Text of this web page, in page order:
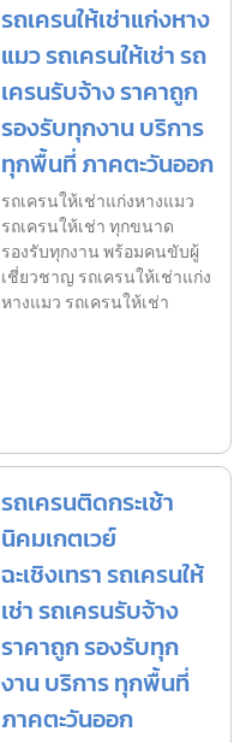
รถเครนให้เช่าแก่งหาง
แมว รถเครนให้เช่า รถ
เครนรับจ้าง ราคาถูก
รองรับทุกงาน บริการ
ทุกพื้นที่ ภาคตะวันออก
รถเครนให้เช่าแก่งหางแมว
รถเครนให้เช่า ทุกขนาด
รองรับทุกงาน พร้อมคนขับผู้
เชี่ยวชาญ รถเครนให้เช่าแก่ง
หางแมว รถเครนให้เช่า
รถเครนติดกระเช้า
นิคมเกตเวย์
ฉะเชิงเทรา รถเครนให้
เช่า รถเครนรับจ้าง
ราคาถูก รองรับทุก
งาน บริการ ทุกพื้นที่
ภาคตะวันออก